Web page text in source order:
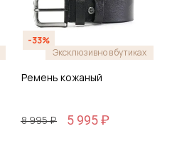
-33%
Эксклюзивно в бутиках
Ремень кожаный
8 995 ₽ 5 995 ₽